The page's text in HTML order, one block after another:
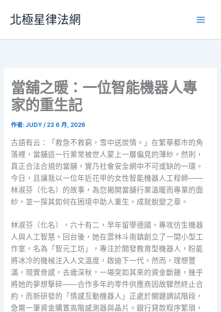
要
北極星律法網
當舖之暖：一位智能機器人專
家的重生記
作者:JUDY/23 6 月, 2026
古語有云：「救急不救窮，雪中送炭情。」在繁華都市的角
落裡，當舖這一行業常被世人蒙上一層偏見的薄紗。然則，
真正合法合規的當舖，實乃社會安全網中不可或缺的一環。
今日，且讓我以一位年近花甲的女性智能機器人工程師——
林淑芬（化名）的故事，為您揭開當舖行業溫暖而專業的面
紗，並一探其如何在困境中助人重生，成就蛻變之章。
林淑芬（化名），六十有二，早年留學德國，專攻仿生機器
人與人工智慧。回台後，她在雲林斗南鎮創立了一間小型工
作室，名為「智元工坊」，專注於開發教育型機器人，盼能
將冰冷的機械注入人文溫度，啟迪下一代。然而，理想豐
滿，現實骨感。去歲深秋，一場突如其來的資金斷鏈，幾乎
將她的夢想擊碎——合作多年的零件供應商因故驟然終止合
約，而新研發的「情感互動機器人」正處於關鍵調試階段，
急需一筆資金購置高階感測器與晶片。銀行貸款程序繁瑣，